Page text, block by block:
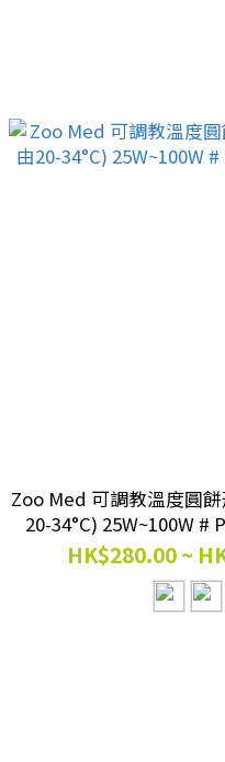
Zoo Med 可調教溫度圓
20-34°C) 25W~100W #
HK$280.00 ~